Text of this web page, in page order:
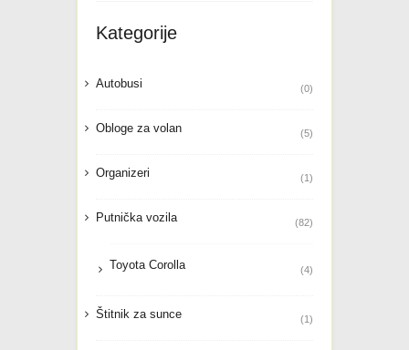
Pozovi odmah
Kategorije
Autobusi (0)
Obloge za volan (5)
Organizeri (1)
Putnička vozila (82)
Toyota Corolla (4)
Štitnik za sunce (1)